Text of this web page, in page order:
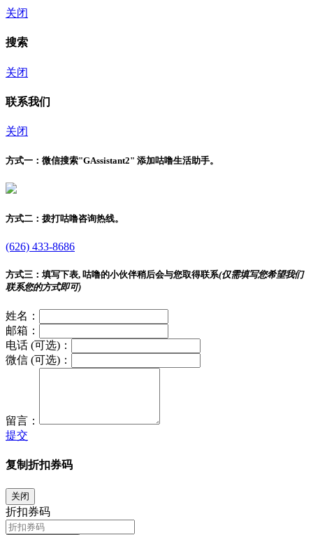
关闭
搜索
关闭
联系我们
关闭
方式一： 微信搜索"GAssistant2" 添加咕噜生活助手。
方式二： 拨打咕噜咨询热线。
(626) 433-8686
方式三： 填写下表, 咕噜的小伙伴稍后会与您取得联系(仅需填写您希望我们
联系您的方式即可)
姓名：
邮箱：
电话 (可选)：
微信 (可选)：
留言：
提交
复制折扣券码
关闭
折扣券码